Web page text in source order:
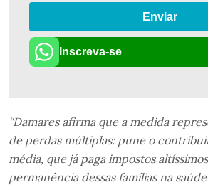
Enviar
Inscreva-se
“Damares afirma que a medida
de perdas múltiplas: pune o
média, que já paga impostos
permanência dessas famílias na